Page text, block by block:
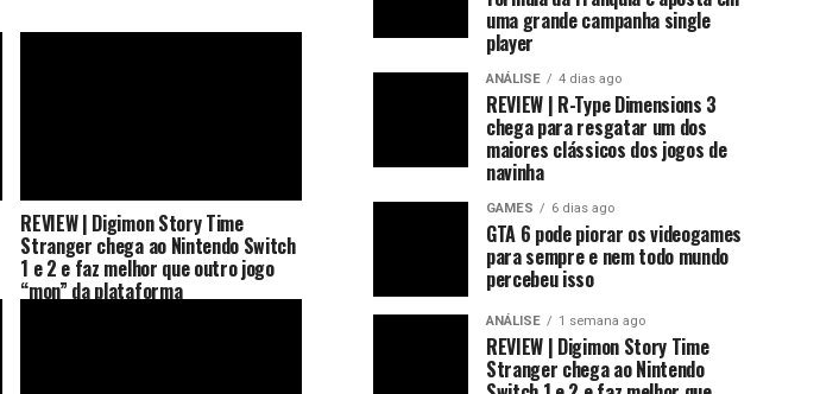
REVIEW | Digimon Story Time
Stranger chega ao Nintendo Switch
1 e 2 e faz melhor que outro jogo
“mon” da plataforma
uma grande campanha single
player
ANÁLISE 4 dias ago
REVIEW | R-Type Dimensions 3
chega para resgatar um dos
maiores clássicos dos jogos de
navinha
GAMES 6 dias ago
GTA 6 pode piorar os videogames
para sempre e nem todo mundo
percebeu isso
ANÁLISE 1 semana ago
REVIEW | Digimon Story Time
Stranger chega ao Nintendo